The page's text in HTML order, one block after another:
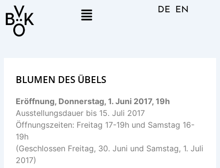
content
Menu DE EN
BLUMEN DES ÜBELS
Eröffnung, Donnerstag, 1. Juni 2017, 19h
Ausstellungsdauer bis 15. Juli 2017
Öffnungszeiten: Freitag 17-19h und Samstag 16-
19h
(Geschlossen Freitag, 30. Juni und Samstag, 1. Juli
2017)